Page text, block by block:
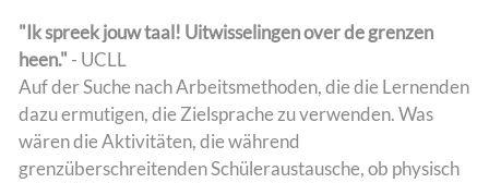
"Ik spreek jouw taal! Uitwisselingen over de grenzen
heen." - UCLL
Auf der Suche nach Arbeitsmethoden, die die Lernenden
dazu ermutigen, die Zielsprache zu verwenden. Was
wären die Aktivitäten, die während
grenzüberschreitenden Schüleraustausche, ob physisch